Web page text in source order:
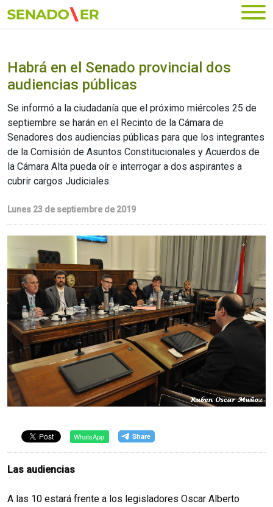
Ir al menú principal
Habrá en el Senado provincial dos
audiencias públicas
Se informó a la ciudadanía que el próximo miércoles 25 de
septiembre se harán en el Recinto de la Cámara de
Senadores dos audiencias públicas para que los integrantes
de la Comisión de Asuntos Constitucionales y Acuerdos de
la Cámara Alta pueda oír e interrogar a dos aspirantes a
cubrir cargos Judiciales.
Lunes 23 de septiembre de 2019
WhatsApp
Las audiencias
A las 10 estará frente a los legisladores Oscar Alberto